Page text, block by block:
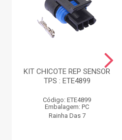
KIT CHICOTE REP SENSOR
TPS : ETE4899
Código: ETE4899
Embalagem: PC
Rainha Das 7